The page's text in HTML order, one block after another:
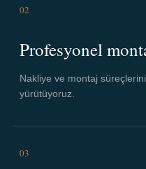
02
Profesyonel
Nakliye ve montaj
yürütüyoruz.
03